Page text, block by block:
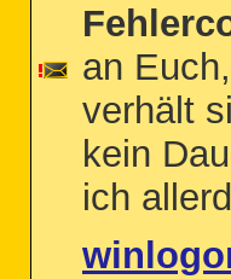
an
verhält
kein
ich